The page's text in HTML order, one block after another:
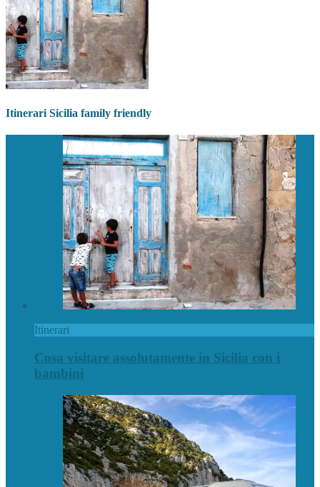
Itinerari Sicilia family friendly
Itinerari
Cosa visitare assolutamente in Sicilia con i
bambini